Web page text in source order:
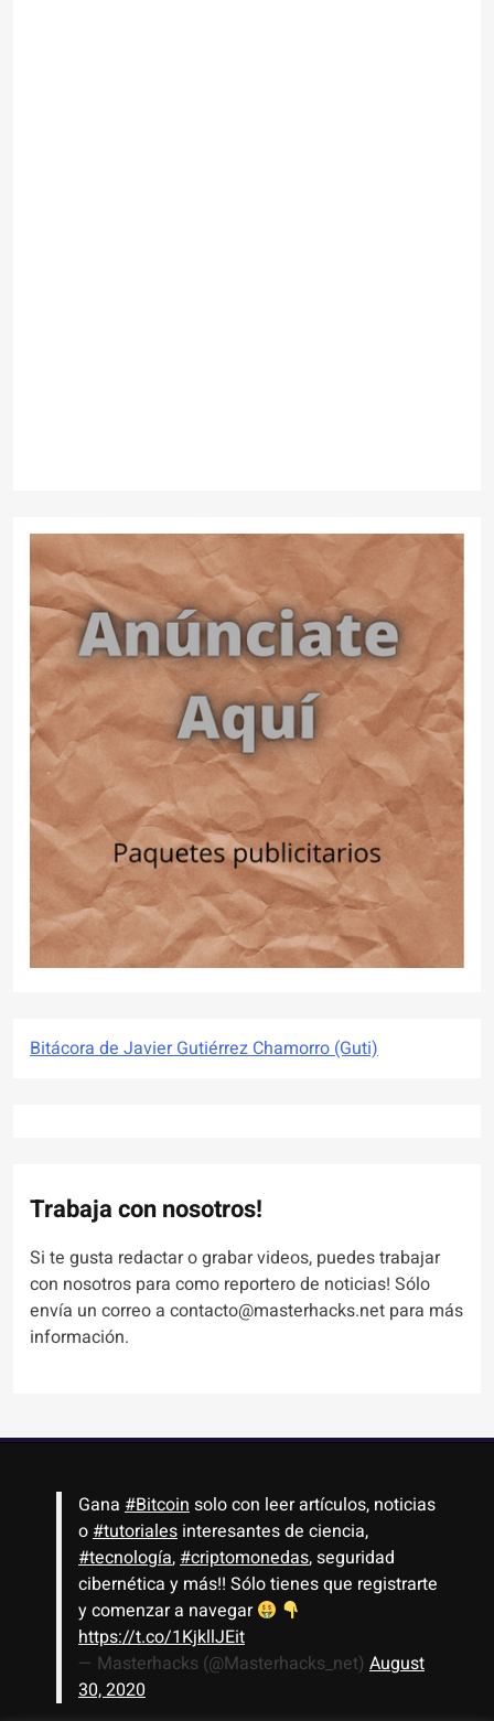
Bitácora de Javier Gutiérrez Chamorro (Guti)
Trabaja con nosotros!
Si te gusta redactar o grabar videos, puedes trabajar
con nosotros para como reportero de noticias! Sólo
envía un correo a contacto@masterhacks.net para más
información.
Gana #Bitcoinsolo con leer artículos, noticias
o#tutoriales interesantes de ciencia,
#tecnología,#criptomonedas, seguridad
cibernética y más!! Sólo tienes que registrarte
y comenzar a navegar
https://t.co/1KjkllJEit
— Masterhacks (@Masterhacks_net) August
30, 2020